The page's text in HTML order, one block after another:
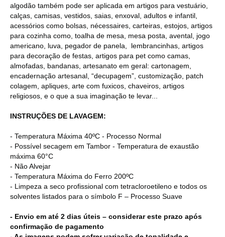
algodão também pode ser aplicada em artigos para vestuário,
calças, camisas, vestidos, saias, enxoval, adultos e infantil,
acessórios como bolsas, nécessaires, carteiras, estojos, artigos
para cozinha como, toalha de mesa, mesa posta, avental, jogo
americano, luva, pegador de panela, lembrancinhas, artigos
para decoração de festas, artigos para pet como camas,
almofadas, bandanas, artesanato em geral: cartonagem,
encadernação artesanal, “decupagem”, customização, patch
colagem, apliques, arte com fuxicos, chaveiros, artigos
religiosos, e o que a sua imaginação te levar...
INSTRUÇÕES DE LAVAGEM:
- Temperatura Máxima 40ºC - Processo Normal
- Possível secagem em Tambor - Temperatura de exaustão
máxima 60°C
- Não Alvejar
- Temperatura Máxima do Ferro 200ºC
- Limpeza a seco profissional com tetracloroetileno e todos os
solventes listados para o símbolo F – Processo Suave
- Envio em até 2 dias úteis – considerar este prazo após
confirmação de pagamento